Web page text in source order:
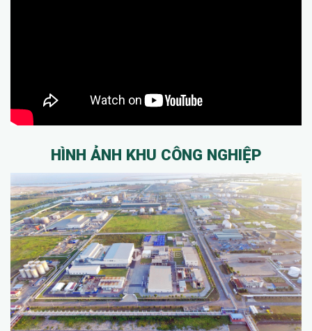
HÌNH ẢNH KHU CÔNG NGHIỆP